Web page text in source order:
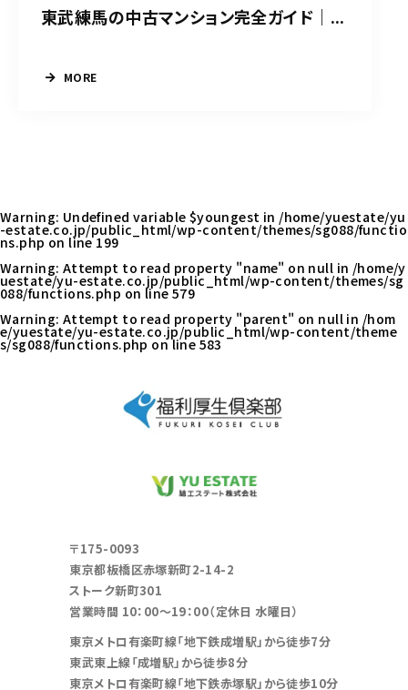
東武練馬の中古マンション完全ガイド｜...
MORE
Warning: Undefined variable $youngest in /home/yuestate/yu
-estate.co.jp/public_html/wp-content/themes/sg088/functio
ns.php on line199
Warning: Attempt to read property "name" on null in /home/y
uestate/yu-estate.co.jp/public_html/wp-content/themes/sg
088/functions.php on line 579
Warning: Attempt to read property "parent" on null in /hom
e/yuestate/yu-estate.co.jp/public_html/wp-content/theme
s/sg088/functions.php on line 583
〒175-0093
東京都板橋区赤塚新町2-14-2
ストーク新町301
営業時間 10：00～19：00（定休日 水曜日）
東京メトロ有楽町線「地下鉄成増駅」から徒歩7分
東武東上線「成増駅」から徒歩8分
東京メトロ有楽町線「地下鉄赤塚駅」から徒歩10分